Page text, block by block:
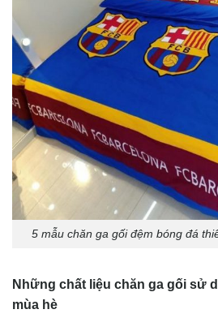
5 mẫu chăn ga gối đệm bóng đá
Những chất liệu chăn ga gối sử
mùa hè